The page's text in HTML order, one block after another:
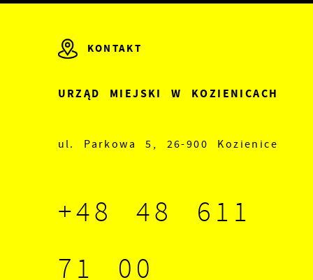
KONTAKT
URZĄD MIEJSKI W KOZIENICACH
ul. Parkowa 5, 26-900 Kozienice
+48 48 611
71 00